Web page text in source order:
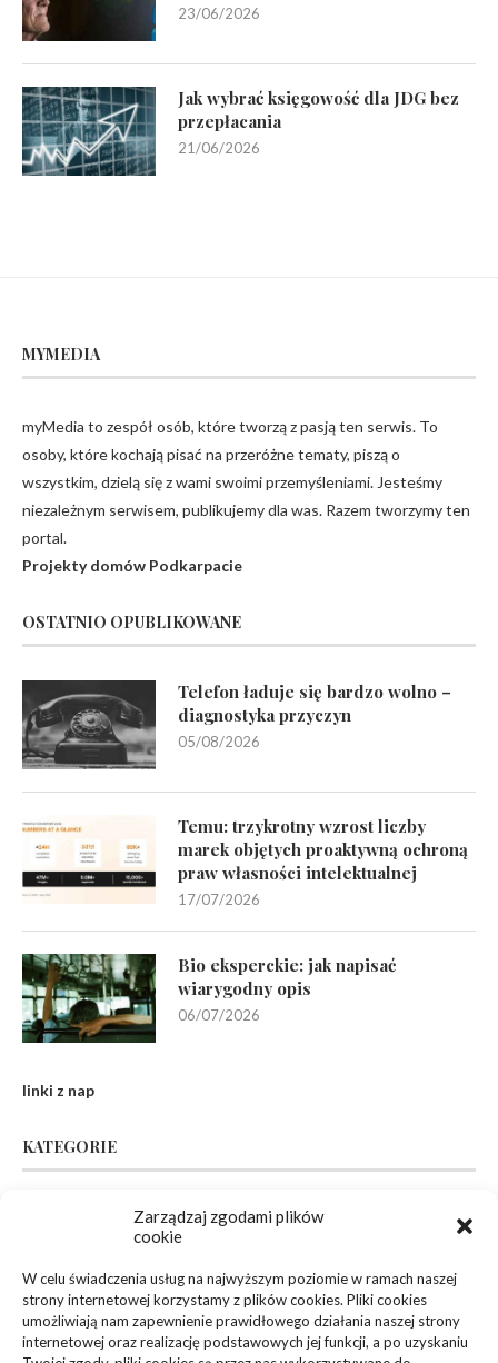
Zarządzaj zgodami plików
cookie
W celu świadczenia usług na najwyższym poziomie w ramach naszej
strony internetowej korzystamy z plików cookies. Pliki cookies
umożliwiają nam zapewnienie prawidłowego działania naszej strony
internetowej oraz realizację podstawowych jej funkcji, a po uzyskaniu
23/06/2026
Jak wybrać księgowość dla JDG bez
przepłacania
21/06/2026
MYMEDIA
myMedia to zespół osób, które tworzą z pasją ten serwis. To
osoby, które kochają pisać na przeróżne tematy, piszą o
wszystkim, dzielą się z wami swoimi przemyśleniami. Jesteśmy
niezależnym serwisem, publikujemy dla was. Razem tworzymy ten
portal.
Projekty domów Podkarpacie
OSTATNIO OPUBLIKOWANE
Telefon ładuje się bardzo wolno –
diagnostyka przyczyn
05/08/2026
Temu: trzykrotny wzrost liczby
marek objętych proaktywną ochroną
praw własności intelektualnej
17/07/2026
Bio eksperckie: jak napisać
wiarygodny opis
06/07/2026
linki z nap
KATEGORIE
(94)
Dom, Ogród
Zdrowie, Medycyna